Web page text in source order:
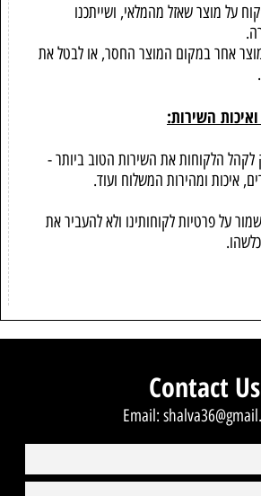
על מוצר שאזל מהמלאי, ושייתכנו
אחר במקום המוצר החסר, או לבטל את
השירות:
לקהל הלקוחות את השירות הטוב ביותר -
איכות ומהירות המשלוח ועוד.
על פרטיות לקוחותינו ולא להעביר את
Contact Us
Email: